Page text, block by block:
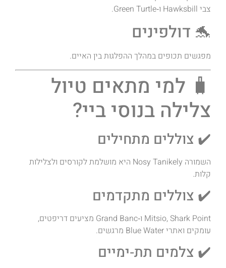
צבי Hawksbill ו‑Green Turtle.
🐬 דולפינים
מפגשים תכופים במהלך ההפלגות בין האיים.
🧳 למי מתאים טיול
צלילה בנוסי ביי?
✔️ צוללים מתחילים
השמורה Nosy Tanikely היא מושלמת לקורסים ולצלילות
קלות.
✔️ צוללים מתקדמים
Mitsio, Shark Point ו‑Grand Banc מציעים דריפטים,
עומקים ואתרי Blue Water מרגשים.
✔️ צלמים תת‑ימיים